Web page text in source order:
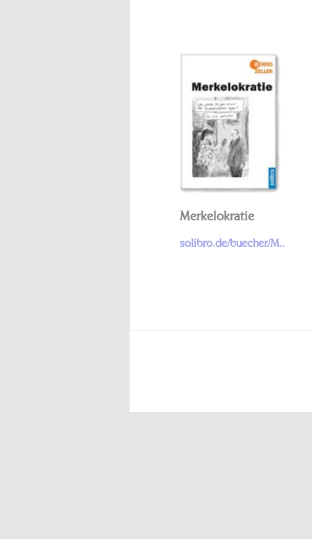
Merkelokratie
solibro.de/buecher/M..